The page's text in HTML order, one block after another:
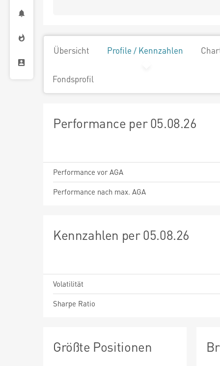
Übersicht Profile / Kennzahlen
Fondsprofil
Performance per 05.08.26
Performance vor AGA
Performance nach max. AGA
Kennzahlen per 05.08.26
Volatilität
Sharpe Ratio
Größte Positionen